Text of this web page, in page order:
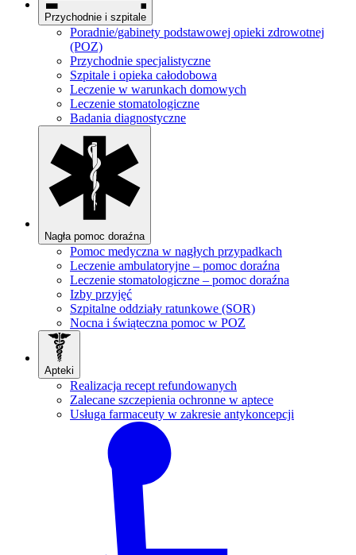
Przychodnie i szpitale
Poradnie/gabinety podstawowej opieki zdrowotnej
(POZ)
Przychodnie specjalistyczne
Szpitale i opieka całodobowa
Leczenie w warunkach domowych
Leczenie stomatologiczne
Badania diagnostyczne
Nagła pomoc doraźna
Pomoc medyczna w nagłych przypadkach
Leczenie ambulatoryjne – pomoc doraźna
Leczenie stomatologiczne – pomoc doraźna
Izby przyjęć
Szpitalne oddziały ratunkowe (SOR)
Nocna i świąteczna pomoc w POZ
Apteki
Realizacja recept refundowanych
Zalecane szczepienia ochronne w aptece
Usługa farmaceuty w zakresie antykoncepcji